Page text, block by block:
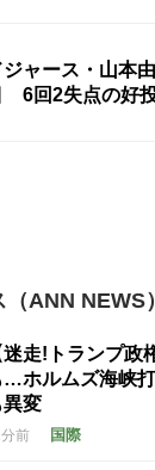
ジャース・山本
6回2失点の好
ANN NEWS）
迷走!トランプ政
…ホルムズ海峡
異変
前 国際